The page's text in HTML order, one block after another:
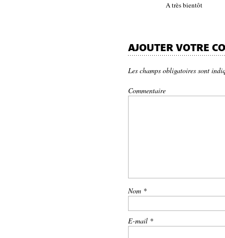
A très bientôt
AJOUTER VOTRE
Les champs obligatoires sont
Commentaire
Nom *
E-mail *